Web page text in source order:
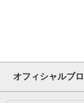
オフィシャルブ